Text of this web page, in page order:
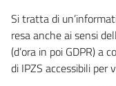
Si tratta di
resa anche ai sensi
(d’ora in poi GDPR) a
di IPZS accessibili per